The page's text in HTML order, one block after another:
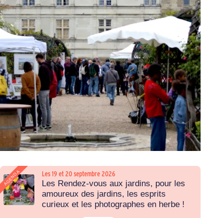
AGENDA Les 19 et 20 septembre 2026
Les Rendez-vous aux jardins, pour les
amoureux des jardins, les esprits
curieux et les photographes en herbe !